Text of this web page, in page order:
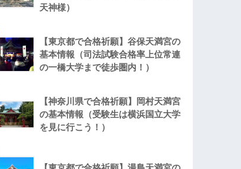
天神様）
【東京都で合格祈願】谷保天満宮の
基本情報（司法試験合格率上位常連
の一橋大学まで徒歩圏内！）
【神奈川県で合格祈願】岡村天満宮
の基本情報（受験生は横浜国立大学
を見に行こう！）